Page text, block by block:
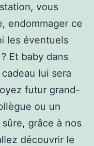
vous
endommager ce
les éventuels
Et baby dans
lui sera
futur grand-
ou un
grâce à nos
découvrir le